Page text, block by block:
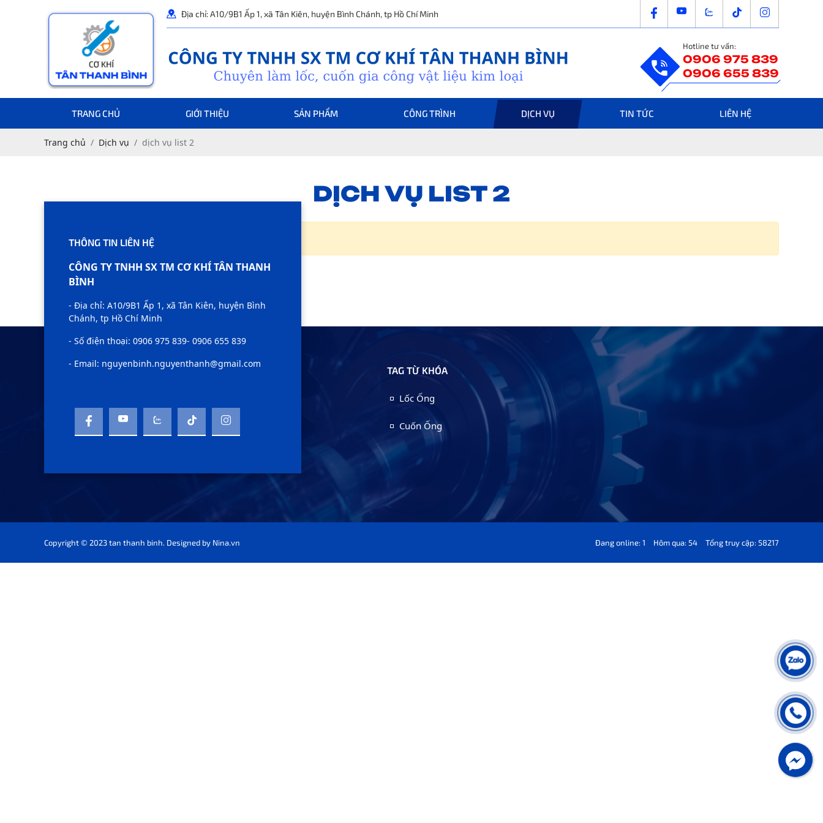
Địa chỉ: A10/9B1 Ấp 1, xã Tân Kiên, huyện Bình Chánh, tp Hồ Chí Minh
Hotline tư vấn:
0906 975 839
0906 655 839
TRANG CHỦ GIỚI THIỆU SẢN PHẨM CÔNG TRÌNH DỊCH VỤ TIN TỨC LIÊN HỆ
Trang chủ Dịch vụ dịch vụ list 2
DỊCH VỤ LIST 2
Không tìm thấy kết quả
THÔNG TIN LIÊN HỆ
CÔNG TY TNHH SX TM CƠ KHÍ TÂN THANH
BÌNH
- Địa chỉ: A10/9B1 Ấp 1, xã Tân Kiên, huyện Bình
Chánh, tp Hồ Chí Minh
- Số điện thoại: 0906 975 839- 0906 655 839
- Email: nguyenbinh.nguyenthanh@gmail.com
TAG TỪ KHÓA
Lốc Ống
Cuốn Ống
Copyright © 2023 tan thanh binh. Designed by Nina.vn Đang online: 1 Hôm qua: 54 Tổng truy cập: 58217